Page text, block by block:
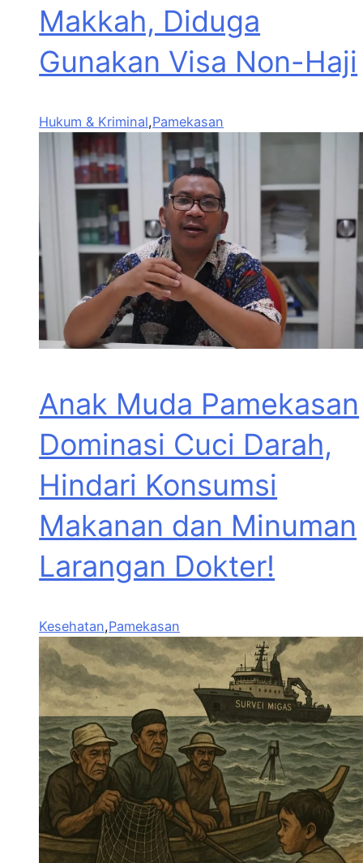
Makkah, Diduga
Gunakan Visa Non-Haji
Hukum & Kriminal,Pamekasan
Anak Muda Pamekasan
Dominasi Cuci Darah,
Hindari Konsumsi
Makanan dan Minuman
Larangan Dokter!
Kesehatan,Pamekasan